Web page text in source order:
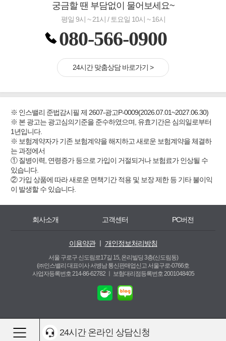
#교통사고대비 운전자보험
궁금할 땐 부담없이 물어보세요~
평일 9시 ~ 21시 / 토요일 10시 ~ 16시
080-566-0900
24시간 맞춤상담 바로가기 >
※ 인스밸리 준법감시필 제 2607-광고P-0009(2026.07.01~2027.06.30)
※ 본 광고는 광고심의기준을 준수하였으며, 유효기간은 심의일로부터
1년입니다.
※ 보험계약자가 기존 보험계약을 해지하고 새로운 보험계약을 체결하
는 과정에서
① 질병이력, 연령증가 등으로 가입이 거절되거나 보험료가 인상될 수
있습니다.
② 가입 상품에 따라 새로운 면책기간 적용 및 보장 제한 등 기타 불이익
이 발생할 수 있습니다.
회사소개 고객센터 PC버전
이용약관ㅣ 개인정보처리방침
서울 구로구 신도림로17길 15, 온리빌딩 3층(신도림동)
(㈜인스밸리 대표이사 서병남 통신판매업신고 서울구로-0766호
사업자등록번호 214-86-62782 ㅣ
보험대리점등록번호 2001048405
24시간 온라인 상담신청